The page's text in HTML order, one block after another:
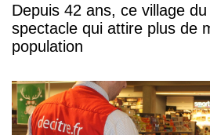
Depuis 42 ans, ce village
spectacle qui attire plus de
population